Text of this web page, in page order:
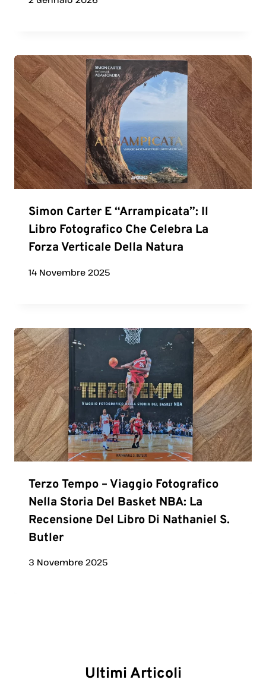
Simon Carter E “Arrampicata”: Il
Libro Fotografico Che Celebra La
Forza Verticale Della Natura
14 Novembre 2025
Terzo Tempo – Viaggio Fotografico
Nella Storia Del Basket NBA: La
Recensione Del Libro Di Nathaniel S.
Butler
3 Novembre 2025
Ultimi Articoli